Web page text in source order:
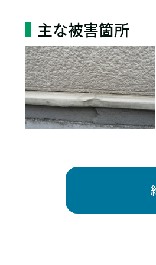
主な被害箇所